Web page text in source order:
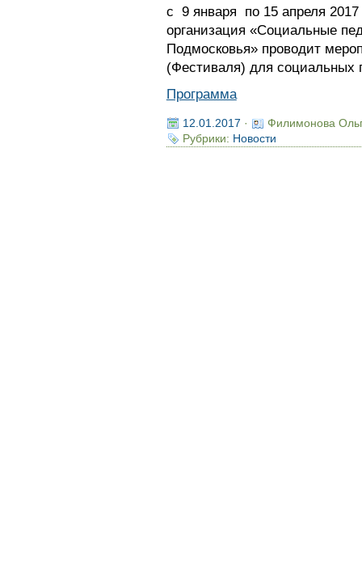
с 9 января по 15 апреля 2017
организация «Социальные
Подмосковья» проводит
(Фестиваля) для социальных
Программа
12.01.2017 ·
Филимонова
Рубрики: Новости